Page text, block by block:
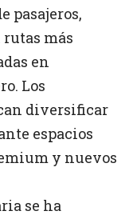
pasajeros,
más
en
Los
diversificar
espacios
y nuevos
se ha